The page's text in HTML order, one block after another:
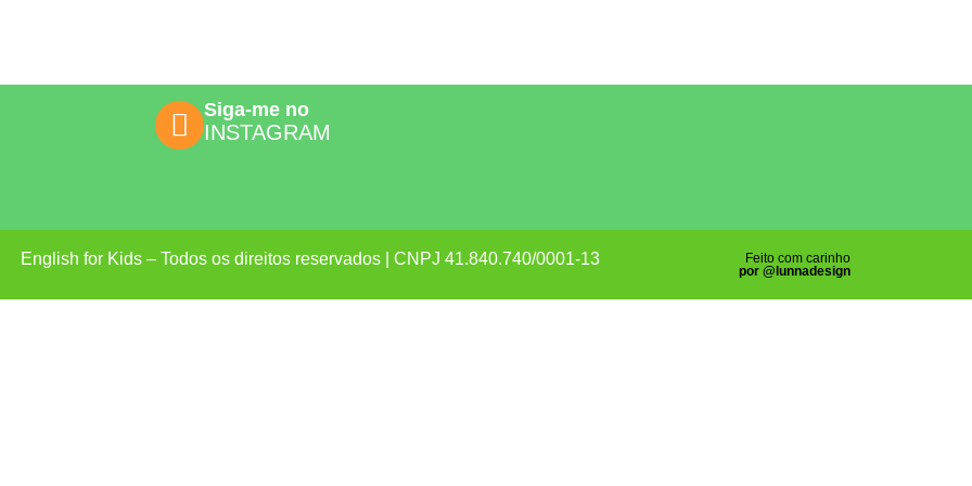
Siga-me no
INSTAGRAM
English for Kids – Todos os direitos reservados | CNPJ 41.840.740/0001-13
Feito com carinho
por @lunnadesign